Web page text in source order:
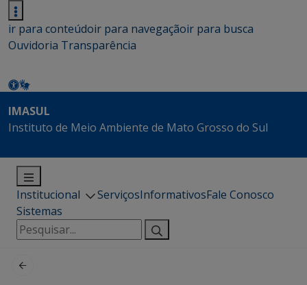
ir para conteúdoir para navegaçãoir para busca
Ouvidoria Transparência
IMASUL
Instituto de Meio Ambiente de Mato Grosso do Sul
Institucional ServiçosInformativosFale Conosco
Sistemas
Pesquisar
por: